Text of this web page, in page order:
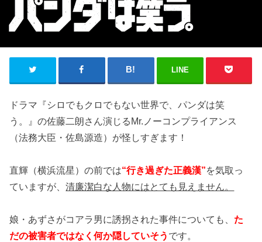
LINE
ドラマ『シロでもクロでもない世界で、パンダは笑
う。』の佐藤二朗さん演じるMr.ノーコンプライアンス
（法務大臣・佐島源造）が怪しすぎます！
直輝（横浜流星）の前では“行き過ぎた正義漢”を気取っ
ていますが、清廉潔白な人物にはとても見えません。
娘・あずさがコアラ男に誘拐された事件についても、 た
だの被害者ではなく何か隠していそう です。